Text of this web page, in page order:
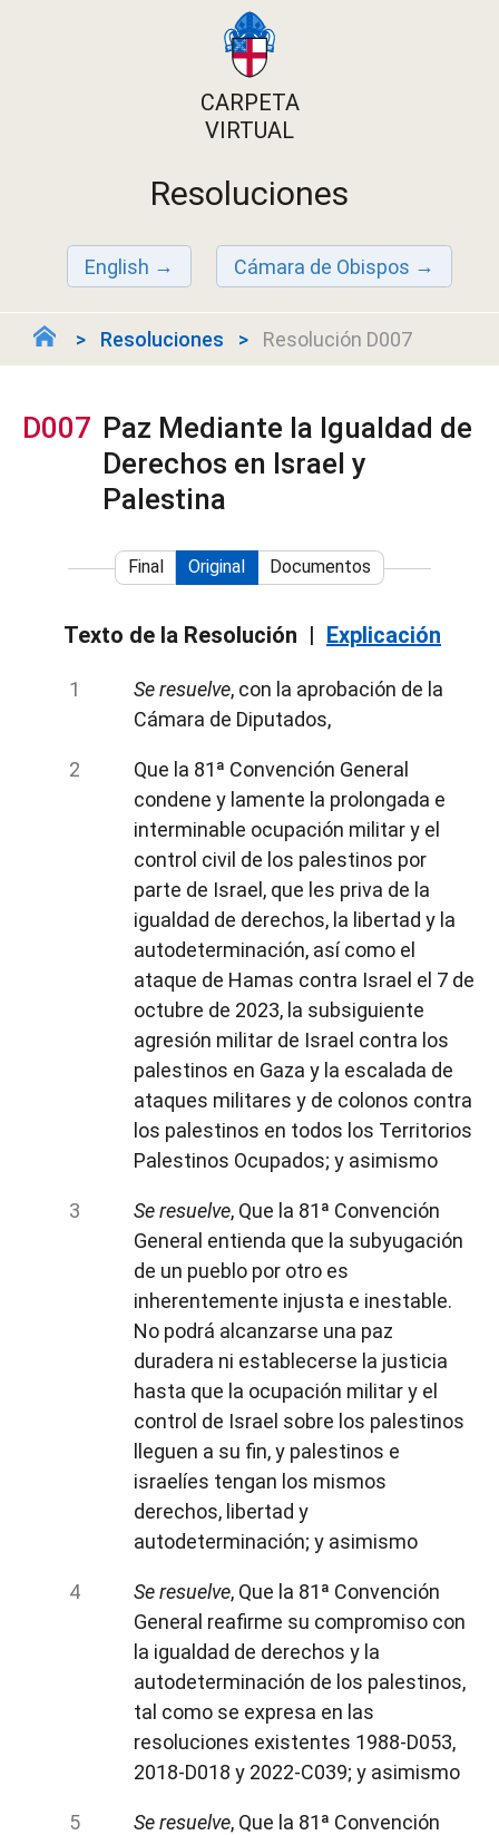
CARPETA
VIRTUAL
Resoluciones
English Cámara de Obispos
Resoluciones Resolución D007
D007 Paz Mediante la Igualdad de
Derechos en Israel y
Palestina
Final Original Documentos
Texto de la Resolución Explicación
Se resuelve, con la aprobación de la
Cámara de Diputados,
Que la 81ª Convención General
condene y lamente la prolongada e
interminable ocupación militar y el
control civil de los palestinos por
parte de Israel, que les priva de la
igualdad de derechos, la libertad y la
autodeterminación, así como el
ataque de Hamas contra Israel el 7 de
octubre de 2023, la subsiguiente
agresión militar de Israel contra los
palestinos en Gaza y la escalada de
ataques militares y de colonos contra
los palestinos en todos los Territorios
Palestinos Ocupados; y asimismo
Se resuelve, Que la 81ª Convención
General entienda que la subyugación
de un pueblo por otro es
inherentemente injusta e inestable.
No podrá alcanzarse una paz
duradera ni establecerse la justicia
hasta que la ocupación militar y el
control de Israel sobre los palestinos
lleguen a su fin, y palestinos e
israelíes tengan los mismos
derechos, libertad y
autodeterminación; y asimismo
Se resuelve, Que la 81ª Convención
General reafirme su compromiso con
la igualdad de derechos y la
autodeterminación de los palestinos,
tal como se expresa en las
resoluciones existentes 1988-D053,
2018-D018 y 2022-C039; y asimismo
Se resuelve, Que la 81ª Convención